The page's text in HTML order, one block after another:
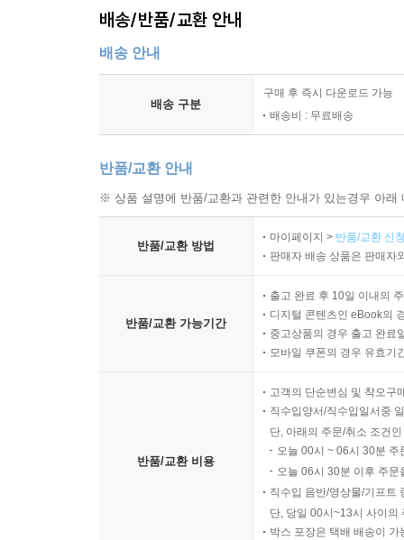
배송/반품/교환 안내
배송 안내
배송 구분
구매 후 즉시 다운로드 가능
배송비 : 무료배송
반품/교환 안내
※ 상품 설명에 반품/교환과 관련한 안내가 있는경우 아
반품/교환 방법
마이페이지 > 반품/교환 신
판매자 배송 상품은 판매자
반품/교환 가능기간
출고 완료 후 10일 이내의
디지털 콘텐츠인 eBook의
중고상품의 경우 출고 완료
모바일 쿠폰의 경우 유효기
반품/교환 비용
고객의 단순변심 및 착오구
직수입양서/직수입일서중
단, 아래의 주문/취소 조건
오늘 00시 ~ 06시 30분
오늘 06시 30분 이후 주
직수입 음반/영상물/기프트
단, 당일 00시~13시 사이의
박스 포장은 택배 배송이